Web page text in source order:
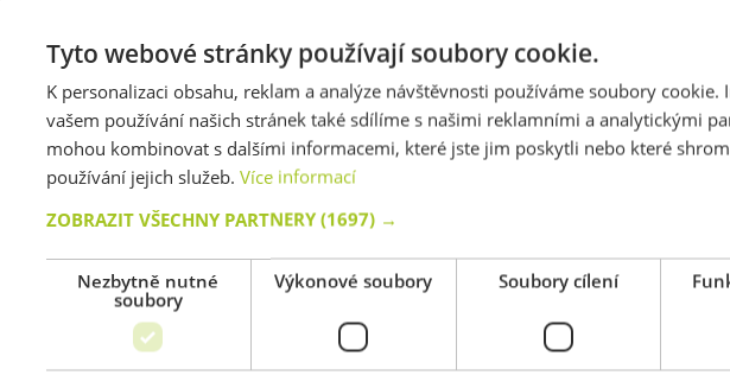
Do košíku
Skladem37 ks Skladem
Tyto webové stránky používají soubory cookie.
K personalizaci obsahu, reklam a analýze návštěvnosti používáme soubory cookie.
vašem používání našich stránek také sdílíme s našimi reklamními a analytickými
mohou kombinovat s dalšími informacemi, které jste jim poskytli nebo které
používání jejich služeb. Více informací
ZOBRAZIT VŠECHNY PARTNERY (1697) →
Nezbytně nutné
soubory
Výkonové soubory Soubory cílení